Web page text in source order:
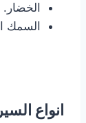
الخضار.
السمك
انواع